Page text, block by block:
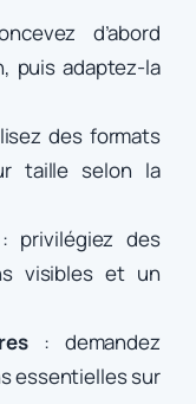
d’abord
puis adaptez-la
des formats
taille selon la
: privilégiez des
visibles et un
: demandez
essentielles sur